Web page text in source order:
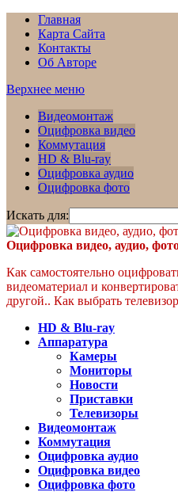
Главная
Карта Сайта
Контакты
Об Авторе
Верхнее меню
Видеомонтаж
Оцифровка видео
Коммутация
HD & Blu-ray
Оцифровка аудио
Оцифровка фото
Искать для:
Оцифровка видео, аудио,
Как самостоятельно
видеоматериал и
другой.. Как выбрать
HD & Blu-ray
Аппаратура
Камеры
Мониторы
Новости
Приставки
Телевизоры
Видеомонтаж
Коммутация
Оцифровка аудио
Оцифровка видео
Оцифровка фото